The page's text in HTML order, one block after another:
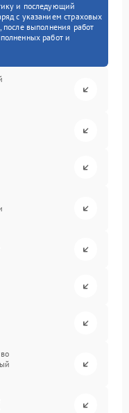
и последующий
с указанием страховых
после выполнения работ
работ и